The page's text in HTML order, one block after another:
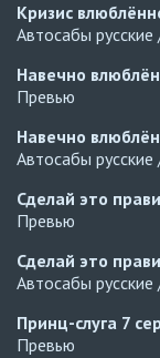
Кризис
Автосабы русские
Навечно
Превью
Навечно
Автосабы русские
Сделай это
Превью
Сделай это
Автосабы русские
Принц-слуга 7
Превью